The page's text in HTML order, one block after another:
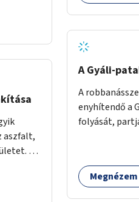
aszfalt,
Az
A Gyáli-
A
enyhítendő a
folyását,
terhelt
Soroksár és a
Megnézem